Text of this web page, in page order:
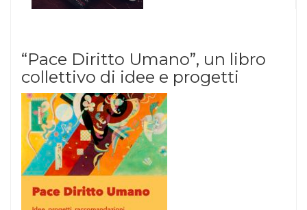
“Pace Diritto Umano”, un libro
collettivo di idee e progetti